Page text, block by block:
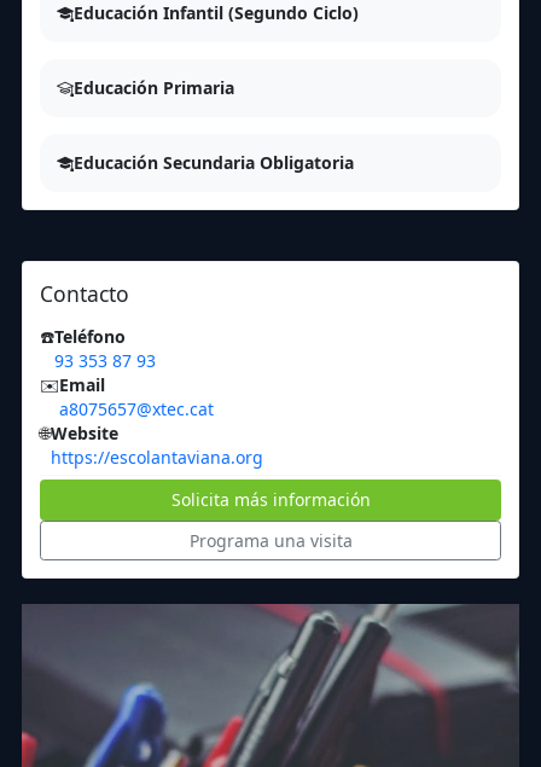
Educación Infantil (Segundo Ciclo)
Educación Primaria
Educación Secundaria Obligatoria
Contacto
☎️Teléfono
93 353 87 93
✉️Email
a8075657@xtec.cat
🌐Website
https://escolantaviana.org
Solicita más información
Programa una visita